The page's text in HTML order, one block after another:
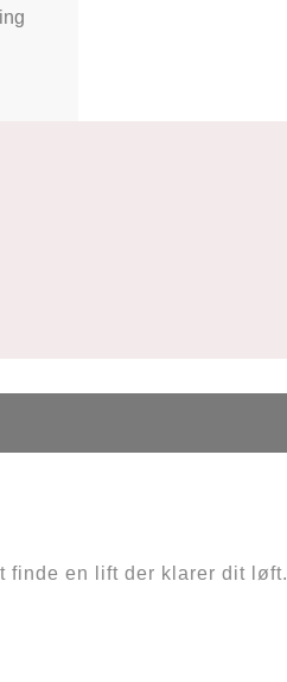
finde en lift der klarer dit løft.